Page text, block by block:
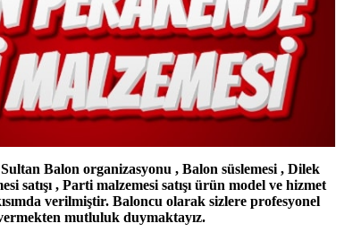
Balon organizasyonu , Balon süslemesi , Dilek
satışı , Parti malzemesi satışı ürün model ve hizmet
verilmiştir. Baloncu olarak sizlere profesyonel
mutluluk duymaktayız.